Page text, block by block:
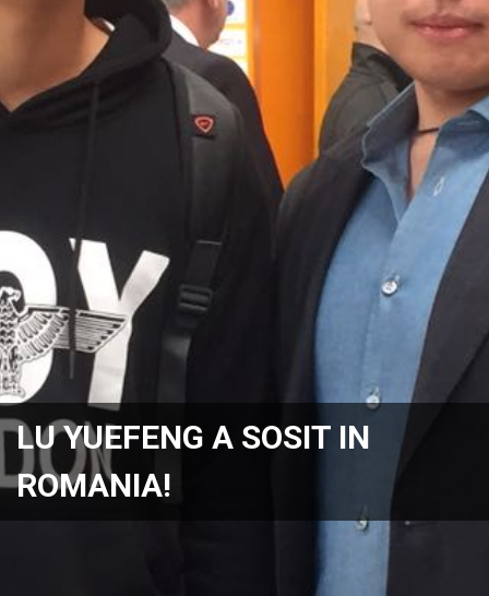
LU YUEFENG A SOSIT IN
ROMANIA!